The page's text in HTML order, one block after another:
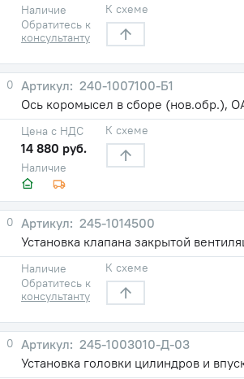
Наличие
Обратитесь к
консультанту
К схеме
0
240-1007100-Б1
Ось коромысел в сборе (нов.обр.),
Наличие
Цена с НДС
14 880 руб.
К схеме
0
245-1014500
Установка клапана закрытой
Наличие
Обратитесь к
консультанту
К схеме
0
245-1003010-Д-03
Установка головки цилиндров и